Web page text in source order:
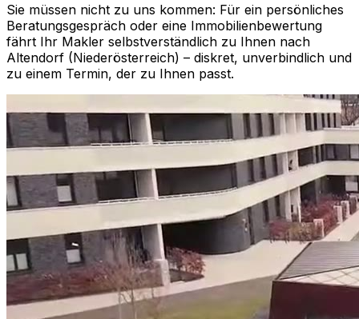
Sie müssen nicht zu uns kommen: Für ein persönliches
Beratungsgespräch oder eine Immobilienbewertung
fährt Ihr Makler selbstverständlich zu Ihnen nach
Altendorf (Niederösterreich) – diskret, unverbindlich und
zu einem Termin, der zu Ihnen passt.